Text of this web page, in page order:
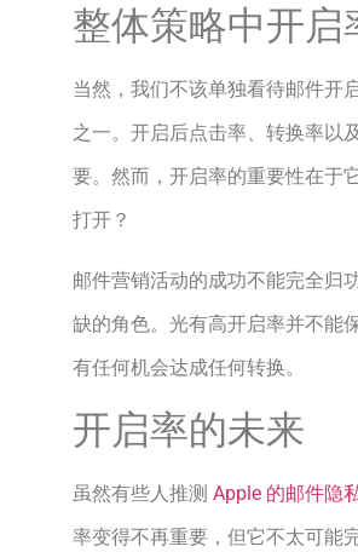
整体策略中开启
当然，我们不该单独看待邮件开
之一。开启后点击率、转换率以
要。然而，开启率的重要性在于
打开？
邮件营销活动的成功不能完全归
缺的角色。光有高开启率并不能
有任何机会达成任何转换。
开启率的未来
虽然有些人推测 Apple 的邮件隐
率变得不再重要，但它不太可能